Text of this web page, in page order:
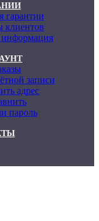
гарантии
клиентов
информация
записи
адрес
пароль